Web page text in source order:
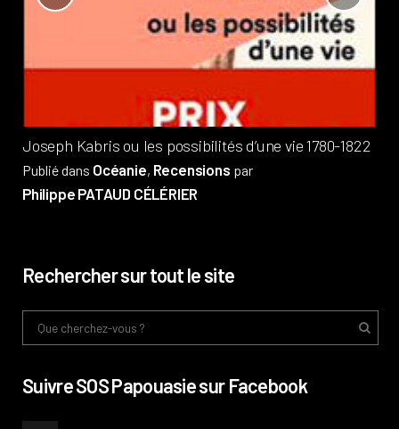
Joseph Kabris ou les possibilités d’une vie 1780-1822
Publié dans Océanie, Recensions par
Philippe PATAUD CÉLÉRIER
Rechercher sur tout le site
Suivre SOS Papouasie sur Facebook